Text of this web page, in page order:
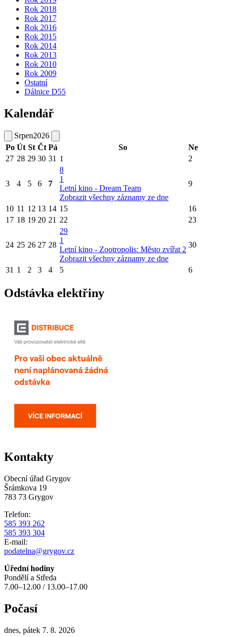
Rok 2018
Rok 2017
Rok 2016
Rok 2015
Rok 2014
Rok 2013
Rok 2010
Rok 2009
Ostatní
Dálnice D55
Kalendář
Srpen2026
Po Út St Čt Pá So
Ne
27 28 29 30 31 1 2
3 4 5 6 7
8
1
Letní kino - Dream Team
Zobrazit všechny záznamy ze dne
9
10 11 12 13 14 15
16
17 18 19 20 21 22 23
24 25 26 27 28
29
1
Letní kino - Zootropolis: Město zvířat 2
Zobrazit všechny záznamy ze dne
30
31 1 2 3 4 5 6
Odstávka elektřiny
Kontakty
Obecní úřad Grygov
Šrámkova 19
783 73 Grygov
Telefon:
585 393 262
585 393 304
E-mail:
podatelna@grygov.cz
Úřední hodiny
Pondělí a Středa
7.00–12.00 / 13.00–17.00
Počasí
dnes, pátek 7. 8. 2026